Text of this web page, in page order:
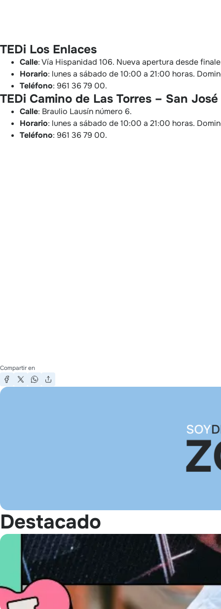
TEDi Los Enlaces
Calle: Vía Hispanidad 106. Nueva apertura desde
Horario: lunes a sábado de 10:00 a 21:00 horas.
Teléfono: 961 36 79 00.
TEDi Camino de Las Torres – San José
Calle: Braulio Lausín número 6.
Horario: lunes a sábado de 10:00 a 21:00 horas.
Teléfono: 961 36 79 00.
Compartir en
Destacado